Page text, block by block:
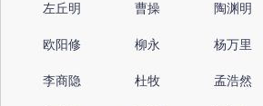
左丘明 曹操 陶渊明
欧阳修 柳永 杨万里
李商隐 杜牧 孟浩然